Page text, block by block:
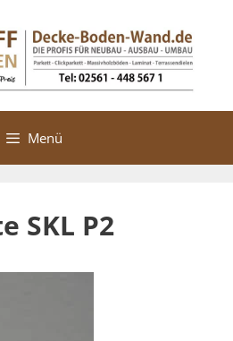
Menü
SKL P2